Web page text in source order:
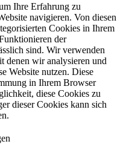
Ihre Erfahrung zu
navigieren. Von diesen
Cookies in Ihrem
der
sind. Wir verwenden
denen wir analysieren und
Website nutzen. Diese
in Ihrem Browser
diese Cookies zu
dieser Cookies kann sich